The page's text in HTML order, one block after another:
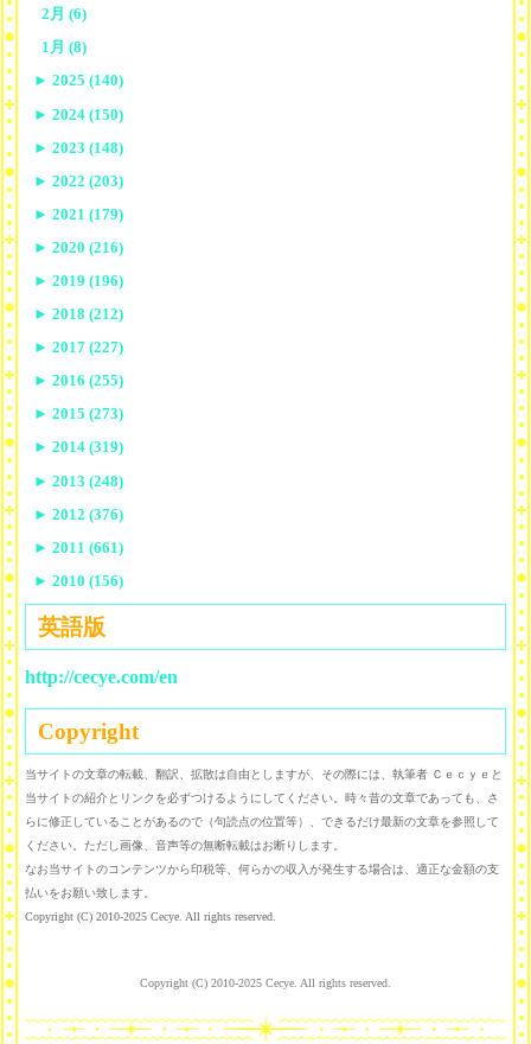
2月 (6)
1月 (8)
► 2025 (140)
► 2024 (150)
► 2023 (148)
► 2022 (203)
► 2021 (179)
► 2020 (216)
► 2019 (196)
► 2018 (212)
► 2017 (227)
► 2016 (255)
► 2015 (273)
► 2014 (319)
► 2013 (248)
► 2012 (376)
► 2011 (661)
► 2010 (156)
英語版
http://cecye.com/en
Copyright
当サイトの文章の転載、翻訳、拡散は自由としますが、その際には、執筆者 Ｃｅｃｙｅと
当サイトの紹介とリンクを必ずつけるようにしてください。時々昔の文章であっても、さ
らに修正していることがあるので（句読点の位置等）、できるだけ最新の文章を参照して
ください。ただし画像、音声等の無断転載はお断りします。
なお当サイトのコンテンツから印税等、何らかの収入が発生する場合は、適正な金額の支
払いをお願い致します。
Copyright (C) 2010-2025 Cecye. All rights reserved.
Copyright (C) 2010-2025 Cecye. All rights reserved.